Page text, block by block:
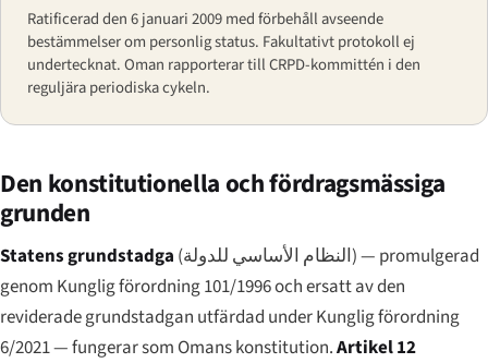
Ratificerad den 6 januari 2009 med förbehåll avseende
bestämmelser om personlig status. Fakultativt protokoll ej
undertecknat. Oman rapporterar till CRPD-kommittén i den
reguljära periodiska cykeln.
Den konstitutionella och fördragsmässiga
grunden
Statens grundstadga (النظام الأساسي للدولة) — promulgerad
genom Kunglig förordning 101/1996 och ersatt av den
reviderade grundstadgan utfärdad under Kunglig förordning
6/2021 — fungerar som Omans konstitution.Artikel 12